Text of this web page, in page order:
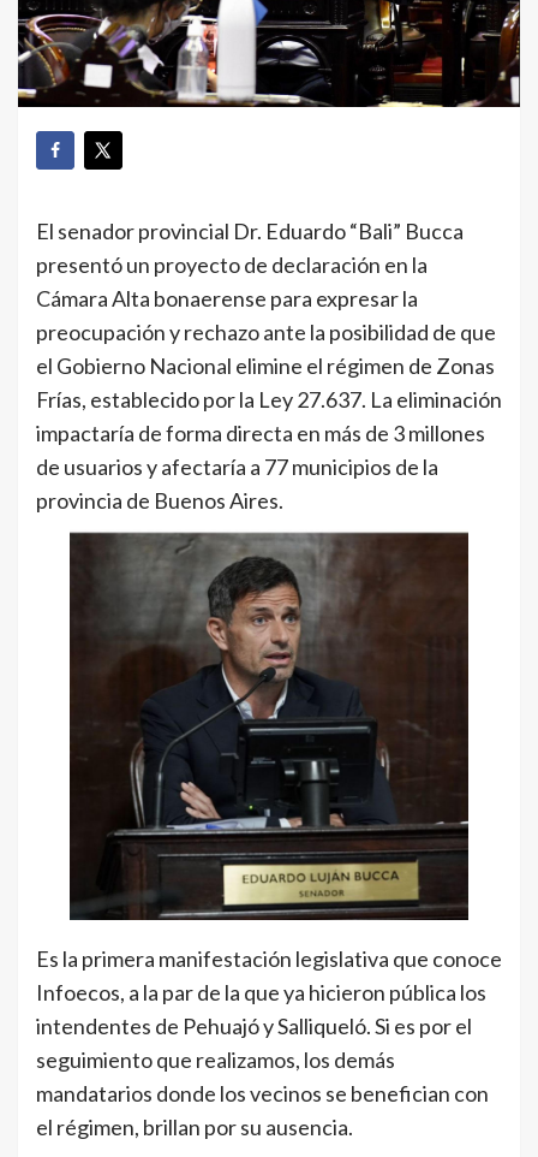
El senador provincial Dr. Eduardo “Bali” Bucca
presentó un proyecto de declaración en la
Cámara Alta bonaerense para expresar la
preocupación y rechazo ante la posibilidad de que
el Gobierno Nacional elimine el régimen de Zonas
Frías, establecido por la Ley 27.637. La eliminación
impactaría de forma directa en más de 3 millones
de usuarios y afectaría a 77 municipios de la
provincia de Buenos Aires.
Es la primera manifestación legislativa que conoce
Infoecos, a la par de la que ya hicieron pública los
intendentes de Pehuajó y Salliqueló. Si es por el
seguimiento que realizamos, los demás
mandatarios donde los vecinos se benefician con
el régimen, brillan por su ausencia.